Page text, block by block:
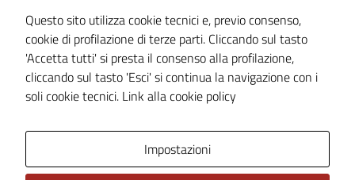
Cookie Policy
Note legali
Dichiarazione di accessibilità
Piano di miglioramento del sito
Questo sito utilizza cookie tecnici e, previo consenso,
cookie di profilazione di terze parti. Cliccando sul tasto
'Accetta tutti' si presta il consenso alla profilazione,
cliccando sul tasto 'Esci' si continua la navigazione con i
soli cookie tecnici. Link alla cookie policy
Impostazioni